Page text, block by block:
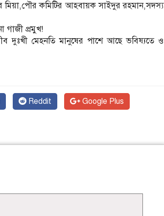
মিয়া,পৌর কমিটির আহবায়ক সাইদুর রহমান,সদস্য
গাজী প্রমুখ!
দুঃখী মেহনতি মানুষের পাশে আছে ভবিষ্যতে ও
Reddit Google Plus